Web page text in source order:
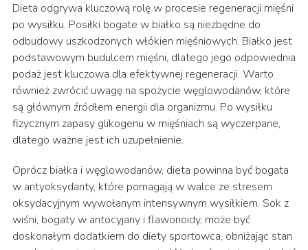
Dieta odgrywa kluczową rolę w procesie regeneracji mięśni
po wysiłku. Posiłki bogate w białko są niezbędne do
odbudowy uszkodzonych włókien mięśniowych. Białko jest
podstawowym budulcem mięśni, dlatego jego odpowiednia
podaż jest kluczowa dla efektywnej regeneracji. Warto
również zwrócić uwagę na spożycie węglowodanów, które
są głównym źródłem energii dla organizmu. Po wysiłku
fizycznym zapasy glikogenu w mięśniach są wyczerpane,
dlatego ważne jest ich uzupełnienie.
Oprócz białka i węglowodanów, dieta powinna być bogata
w antyoksydanty, które pomagają w walce ze stresem
oksydacyjnym wywołanym intensywnym wysiłkiem. Sok z
wiśni, bogaty w antocyjany i flawonoidy, może być
doskonałym dodatkiem do diety sportowca, obniżając stan